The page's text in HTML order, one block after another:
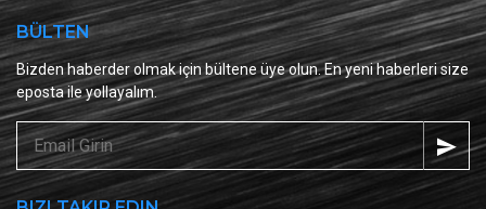
BÜLTEN
Bizden haberder olmak için bültene üye olun. En yeni haberleri size
eposta ile yollayalım.